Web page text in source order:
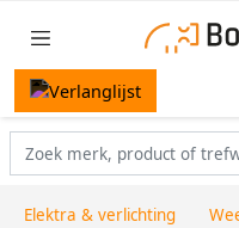
Elektra & verlichting